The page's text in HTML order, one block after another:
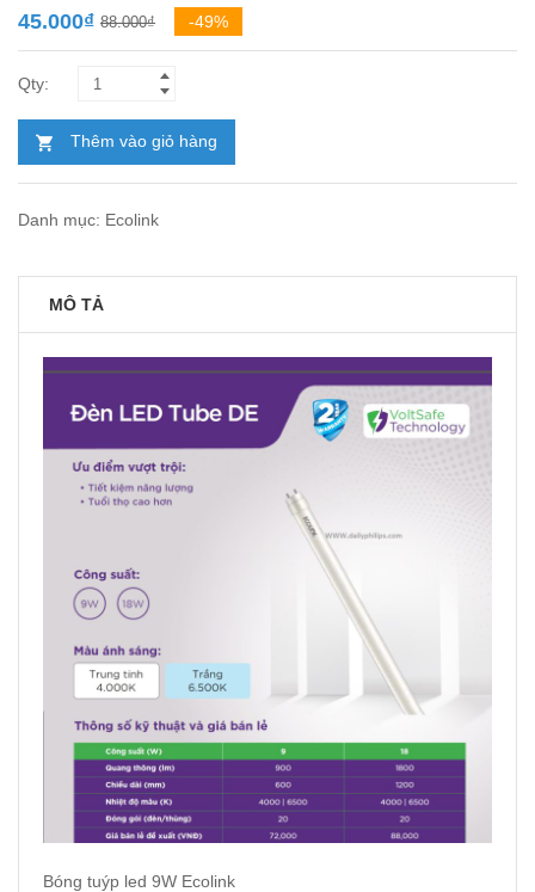
88.000₫Giá
gốc
là:
45.000₫
Giá
hiện
tại
45.000₫.
-49%
Thêm vào giỏ hàng
Danh mục: Ecolink
MÔ TẢ
Bóng tuýp led 9W Ecolink